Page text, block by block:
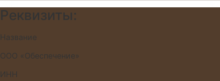
Реквизиты:
Название
ООО «Обеспечение»
ИНН